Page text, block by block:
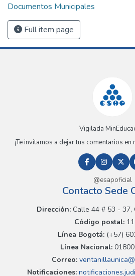
Documentos Municipales
Full item page
Vigilada
¡Te invitamos a dejar tus comentarios
@esapoficial
Contacto Sede
Dirección:Calle 44 # 53 - 37,
Código postal:
Línea Bogotá:(+57)
Línea Nacional:
Correo:
Notificaciones: